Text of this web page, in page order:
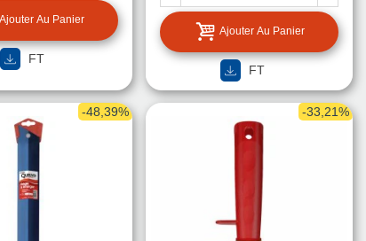
Ajouter Au Panier
FT
Ajouter Au Panier
FT
-48,39% -33,21%